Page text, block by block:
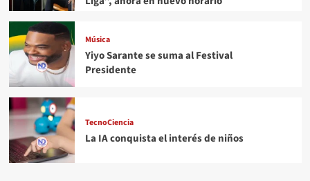
Música
Yiyo Sarante se suma al Festival
Presidente
TecnoCiencia
La IA conquista el interés de niños